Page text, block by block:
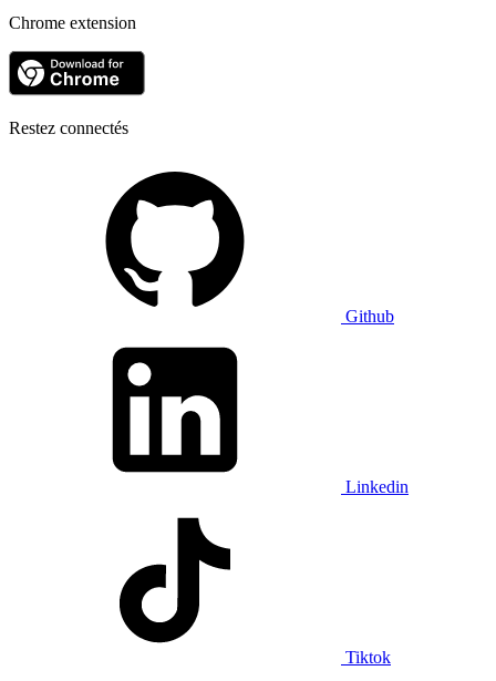
Chrome extension
Restez connectés
Github
Linkedin
Tiktok